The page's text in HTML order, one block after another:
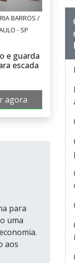
BARROS /
- SP
e guarda
escada
agora
para
uma
aos